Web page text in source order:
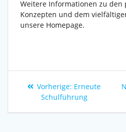
Weitere Informationen zu den
Konzepten und dem
unsere Homepage.
Vorherige: Erneute
Schulführung